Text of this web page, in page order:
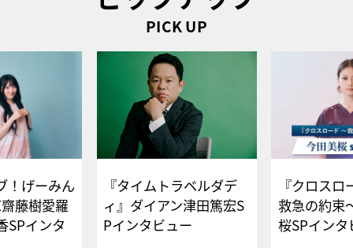
PICK UP
！げーみん
藤樹愛羅
SPインタ
『タイムトラベルダデ
ィ』ダイアン津田篤宏S
Pインタビュー
『クロス
救急の約束
桜SPイ